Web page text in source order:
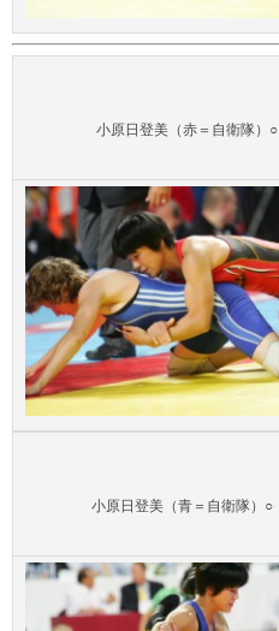
小原日登美（赤＝自衛隊）
小原日登美（青＝自衛隊）